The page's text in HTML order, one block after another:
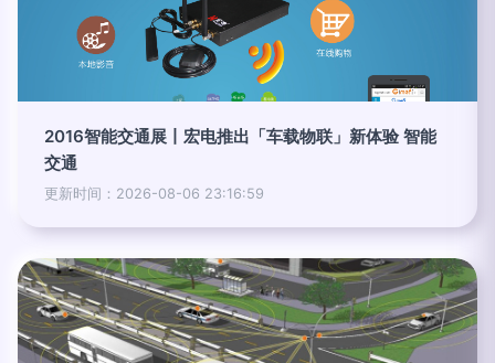
2016智能交通展丨宏电推出「车载物联」新体验 智能
交通
更新时间：2026-08-06 23:16:59